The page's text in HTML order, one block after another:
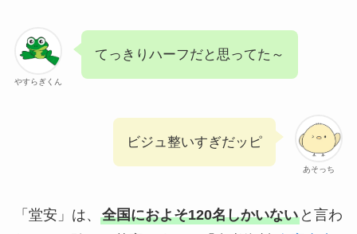
やすらぎくん
てっきりハーフだと思ってた～
あそっち
ビジュ整いすぎだッピ
「堂安」は、 全国におよそ120名しかいないと言わ